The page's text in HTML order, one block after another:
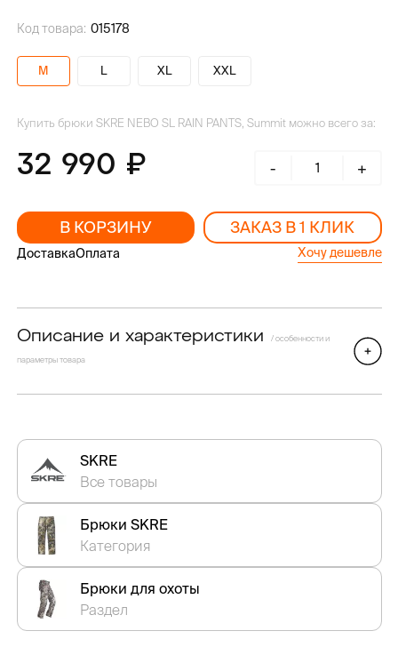
Код товара: 015178
M L XL XXL
Купить брюки SKRE NEBO SL RAIN PANTS, Summit можно всего за:
32 990 - +
В КОРЗИНУ ЗАКАЗ В 1 КЛИК
ДоставкаОплата Хочу дешевле
Описание и характеристики / особенности и
параметры товара
SKRE
Все товары
Брюки SKRE
Категория
Брюки для охоты
Раздел